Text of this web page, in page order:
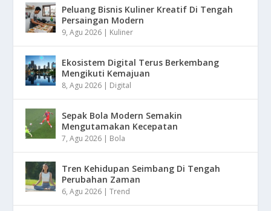
Peluang Bisnis Kuliner Kreatif Di Tengah
Persaingan Modern
9, Agu 2026 | Kuliner
Ekosistem Digital Terus Berkembang
Mengikuti Kemajuan
8, Agu 2026 | Digital
Sepak Bola Modern Semakin
Mengutamakan Kecepatan
7, Agu 2026 | Bola
Tren Kehidupan Seimbang Di Tengah
Perubahan Zaman
6, Agu 2026 |Trend